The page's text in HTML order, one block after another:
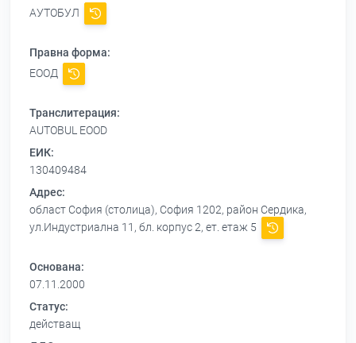
АУТОБУЛ
Правна форма:
ЕООД
Транслитерация:
AUTOBUL EOOD
ЕИК:
130409484
Адрес:
област София (столица), София 1202, район Сердика,
ул.Индустриална 11, бл. корпус 2, ет. етаж 5
Основана:
07.11.2000
Статус:
действащ